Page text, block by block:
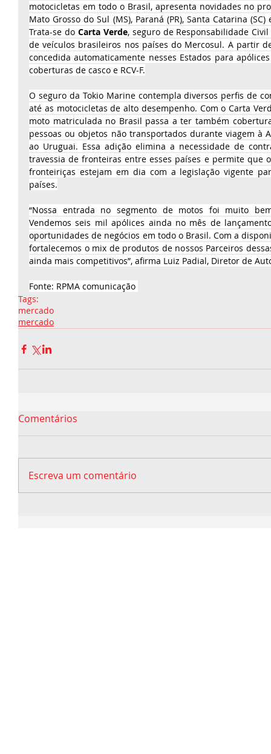
motocicletas em todo o Brasil, apresenta novidades no
Mato Grosso do Sul (MS), Paraná (PR), Santa Catarina
Trata-se do Carta Verde, seguro de Responsabilidade
de veículos brasileiros nos países do Mercosul. A partir
concedida automaticamente nesses Estados para
coberturas de casco e RCV-F.
O seguro da Tokio Marine contempla diversos perfis de
até as motocicletas de alto desempenho. Com o Carta
moto matriculada no Brasil passa a ter também
pessoas ou objetos não transportados durante viagem à
ao Uruguai. Essa adição elimina a necessidade de
travessia de fronteiras entre esses países e permite que
fronteiriças estejam em dia com a legislação vigente
países.
“Nossa entrada no segmento de motos foi muito
Vendemos seis mil apólices ainda no mês de
oportunidades de negócios em todo o Brasil. Com a
fortalecemos o mix de produtos de nossos Parceiros
ainda mais competitivos”, afirma Luiz Padial, Diretor de
Fonte: RPMA comunicação
Tags:
mercado
mercado
Comentários
Escreva um comentário